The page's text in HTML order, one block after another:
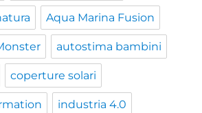
Aqua Marina Fusion
autostima bambini
coperture solari
industria 4.0